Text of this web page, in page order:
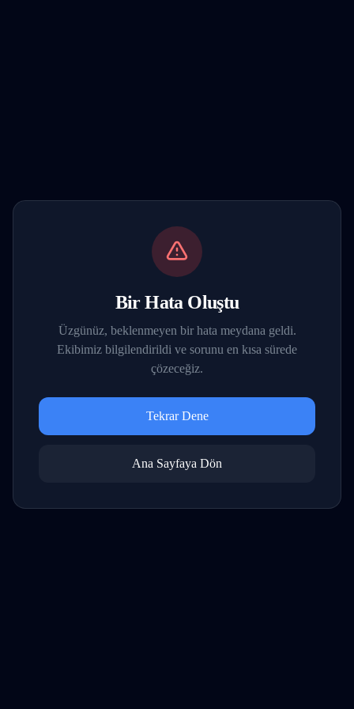
Bir Hata Oluştu
Üzgünüz, beklenmeyen bir hata meydana geldi.
Ekibimiz bilgilendirildi ve sorunu en kısa sürede
çözeceğiz.
Tekrar Dene
Ana Sayfaya Dön